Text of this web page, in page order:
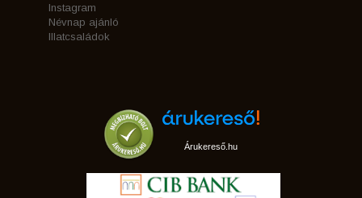
Instagram
Névnap ajánló
Illatcsaládok
Árukereső.hu